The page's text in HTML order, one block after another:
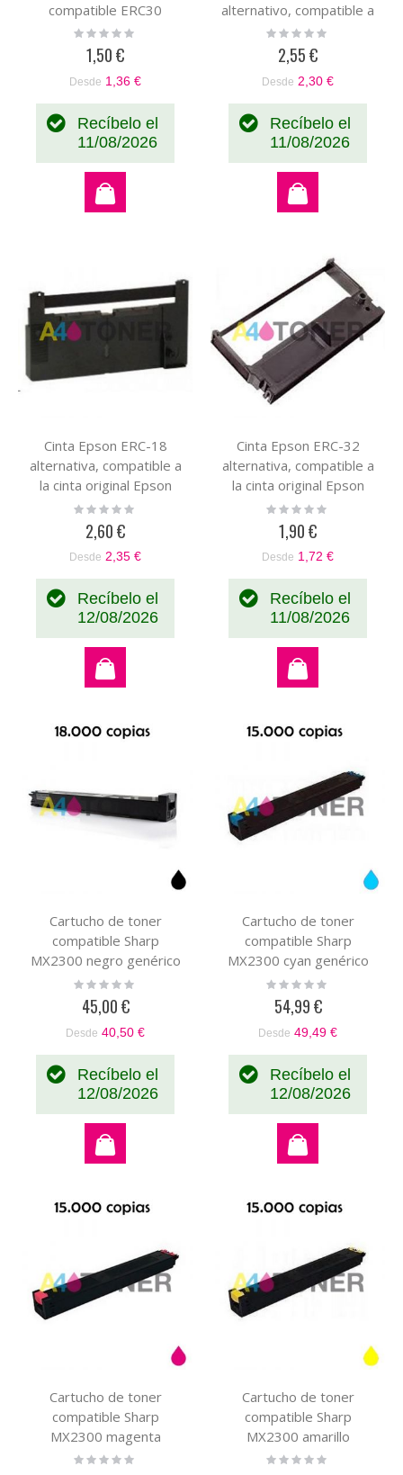
compatible ERC30
ERC34 ERC38
C43S015244
Rating:
1,50 €
Desde 1,36 €
Recíbelo el
11/08/2026
alternativo, compatible a
la cinta original Epson
C13S015021
Rating:
2,55 €
Desde 2,30 €
Recíbelo el
11/08/2026
Cinta Epson ERC-18
alternativa, compatible a
la cinta original Epson
C43S015356
Rating:
2,60 €
Desde 2,35 €
Recíbelo el
12/08/2026
Cinta Epson ERC-32
alternativa, compatible a
la cinta original Epson
C43S015371
Rating:
1,90 €
Desde 1,72 €
Recíbelo el
11/08/2026
Cartucho de toner
compatible Sharp
MX2300 negro genérico
al toner original
MX27GTBA
Rating:
45,00 €
Desde 40,50 €
Recíbelo el
12/08/2026
Cartucho de toner
compatible Sharp
MX2300 cyan genérico
con el toner original
MX2300C MX27GTCA
Rating:
54,99 €
Desde 49,49 €
Recíbelo el
12/08/2026
Cartucho de toner
compatible Sharp
MX2300 magenta
genérico con el toner
Rating:
Cartucho de toner
compatible Sharp
MX2300 amarillo
genérico con el toner
Rating: